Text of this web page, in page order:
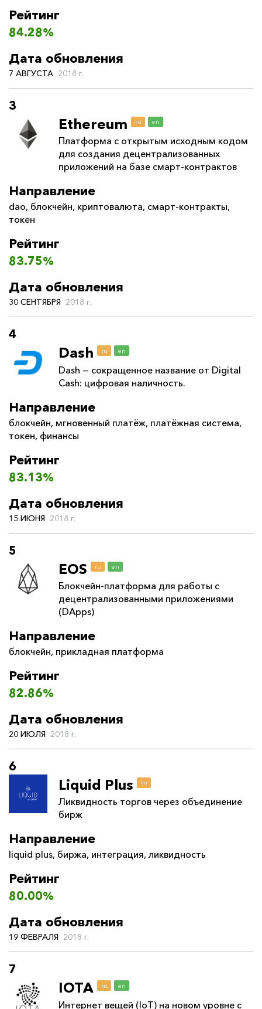
Рейтинг
84.28%
Дата обновления
7 АВГУСТА 2018 г.
3
Ethereum ru en
Платформа с открытым исходным кодом
для создания децентрализованных
приложений на базе смарт-контрактов
Направление
dao, блокчейн, криптовалюта, смарт-контракты,
токен
Рейтинг
83.75%
Дата обновления
30 СЕНТЯБРЯ 2018 г.
4
Dash ru en
Dash — сокращенное название от Digital
Cash: цифровая наличность.
Направление
блокчейн, мгновенный платёж, платёжная система,
токен, финансы
Рейтинг
83.13%
Дата обновления
15 ИЮНЯ 2018 г.
5
EOS ru en
Блокчейн-платформа для работы с
децентрализованными приложениями
(DApps)
Направление
блокчейн, прикладная платформа
Рейтинг
82.86%
Дата обновления
20 ИЮЛЯ 2018 г.
6
Liquid Plus ru
Ликвидность торгов через объединение
бирж
Направление
liquid plus, биржа, интеграция,ликвидность
Рейтинг
80.00%
Дата обновления
19 ФЕВРАЛЯ 2018 г.
7
IOTA ru en
Интернет вещей (IoT) на новом уровне с